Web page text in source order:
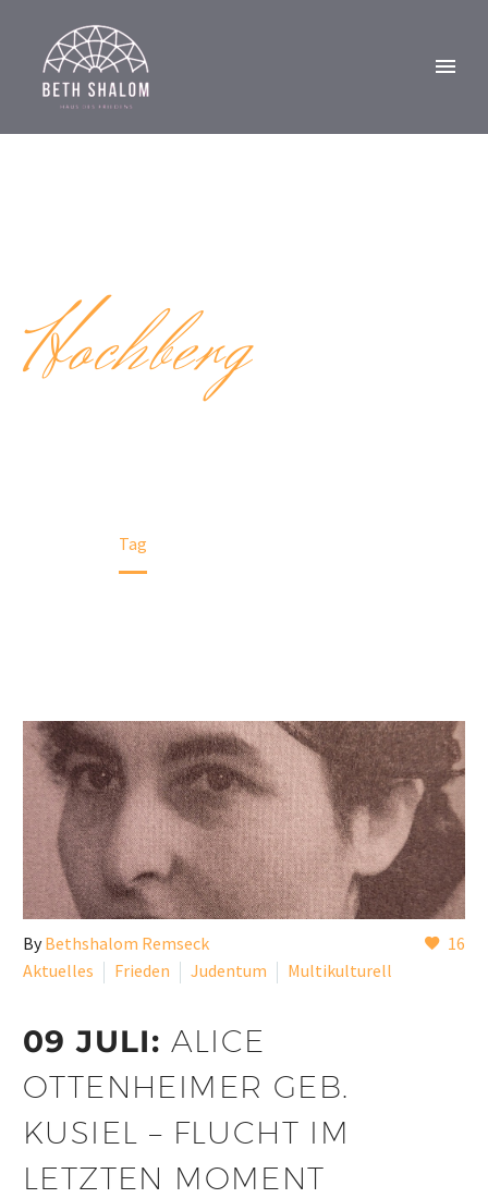
Hochberg
Tag
16
ByBethshalom Remseck
Aktuelles
Frieden Judentum Multikulturell
09 JULI: ALICE
OTTENHEIMER GEB.
KUSIEL – FLUCHT IM
LETZTEN MOMENT